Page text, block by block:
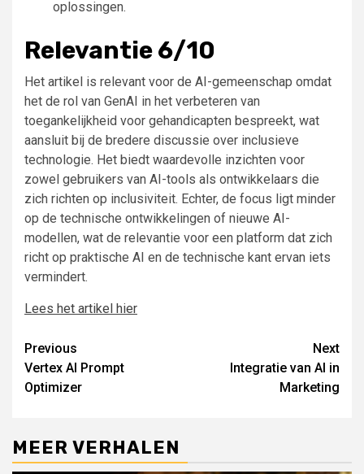
oplossingen.
Relevantie 6/10
Het artikel is relevant voor de AI-gemeenschap omdat
het de rol van GenAI in het verbeteren van
toegankelijkheid voor gehandicapten bespreekt, wat
aansluit bij de bredere discussie over inclusieve
technologie. Het biedt waardevolle inzichten voor
zowel gebruikers van AI-tools als ontwikkelaars die
zich richten op inclusiviteit. Echter, de focus ligt minder
op de technische ontwikkelingen of nieuwe AI-
modellen, wat de relevantie voor een platform dat zich
richt op praktische AI en de technische kant ervan iets
vermindert.
Lees het artikel hier
Continue
Reading
Previous
Vertex AI Prompt
Optimizer
Next
Integratie van AI in
Marketing
MEER VERHALEN